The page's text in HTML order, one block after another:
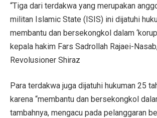
“Tiga dari terdakwa yang merupakan
militan Islamic State (ISIS) ini dijatuhi
membantu dan bersekongkol dalam
kepala hakim Fars Sadrollah Rajaei-
Revolusioner Shiraz
Para terdakwa juga dijatuhi hukuman 25
karena “membantu dan bersekongkol
tambahnya, mengacu pada pelanggaran